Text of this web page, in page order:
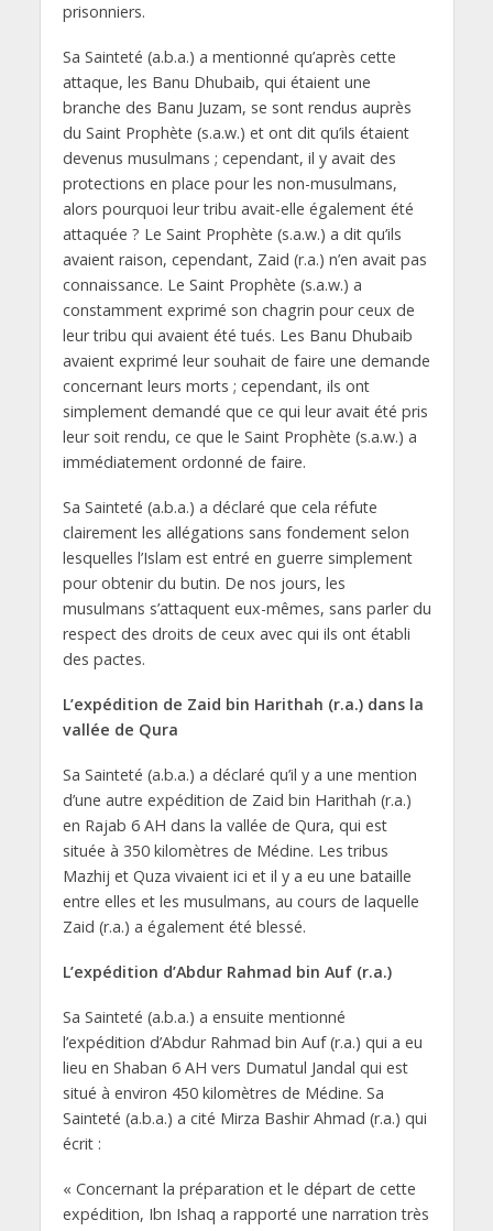
prisonniers.
Sa Sainteté (a.b.a.) a mentionné qu’après cette
attaque, les Banu Dhubaib, qui étaient une
branche des Banu Juzam, se sont rendus auprès
du Saint Prophète (s.a.w.) et ont dit qu’ils étaient
devenus musulmans ; cependant, il y avait des
protections en place pour les non-musulmans,
alors pourquoi leur tribu avait-elle également été
attaquée ? Le Saint Prophète (s.a.w.) a dit qu’ils
avaient raison, cependant, Zaid (r.a.) n’en avait pas
connaissance. Le Saint Prophète (s.a.w.) a
constamment exprimé son chagrin pour ceux de
leur tribu qui avaient été tués. Les Banu Dhubaib
avaient exprimé leur souhait de faire une demande
concernant leurs morts ; cependant, ils ont
simplement demandé que ce qui leur avait été pris
leur soit rendu, ce que le Saint Prophète (s.a.w.) a
immédiatement ordonné de faire.
Sa Sainteté (a.b.a.) a déclaré que cela réfute
clairement les allégations sans fondement selon
lesquelles l’Islam est entré en guerre simplement
pour obtenir du butin. De nos jours, les
musulmans s’attaquent eux-mêmes, sans parler du
respect des droits de ceux avec qui ils ont établi
des pactes.
L’expédition de Zaid bin Harithah (r.a.) dans la
vallée de Qura
Sa Sainteté (a.b.a.) a déclaré qu’il y a une mention
d’une autre expédition de Zaid bin Harithah (r.a.)
en Rajab 6 AH dans la vallée de Qura, qui est
située à 350 kilomètres de Médine. Les tribus
Mazhij et Quza vivaient ici et il y a eu une bataille
entre elles et les musulmans, au cours de laquelle
Zaid (r.a.) a également été blessé.
L’expédition d’Abdur Rahmad bin Auf (r.a.)
Sa Sainteté (a.b.a.) a ensuite mentionné
l’expédition d’Abdur Rahmad bin Auf (r.a.) qui a eu
lieu en Shaban 6 AH vers Dumatul Jandal qui est
situé à environ 450 kilomètres de Médine. Sa
Sainteté (a.b.a.) a cité Mirza Bashir Ahmad (r.a.) qui
écrit :
« Concernant la préparation et le départ de cette
expédition, Ibn Ishaq a rapporté une narration très